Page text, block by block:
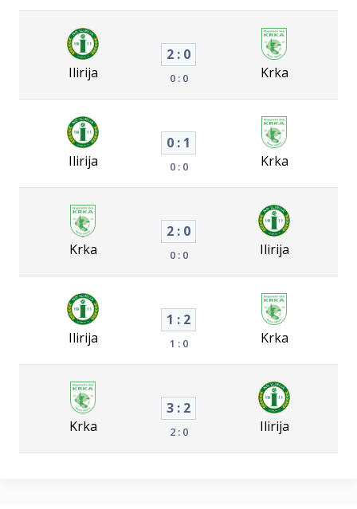
Ilirija
2 : 0
0 : 0 Krka
Ilirija
0 : 1
0 : 0 Krka
Krka
2 : 0
0 : 0 Ilirija
Ilirija
1 : 2
1 : 0 Krka
Krka
3 : 2
2 : 0 Ilirija